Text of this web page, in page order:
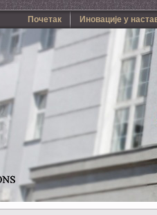
Почетак Иновације у